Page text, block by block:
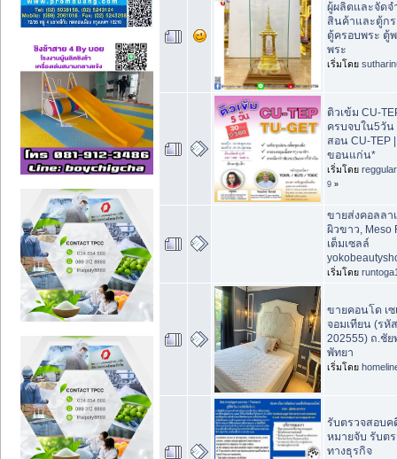
ผู้ผลิตและจัดจ
สินค้าและตู้ก
ตู้ครอบพระ ตู้
พระ
เริ่มโดย
ติวเข้ม CU-
ครบจบใน5วั
สอน CU-TEP
ขอนแก่น*
เริ่มโดย
9 »
ขายส่งคอลลา
ผิวขาว, Meso
เต็มเซลล์
เริ่มโดย
ขายคอนโด เ
จอมเทียน (รหั
202555) ถ.ชัย
พัทยา
เริ่มโดย
รับตรวจสอบค
หมายจับ รับต
ทางธุรกิจ